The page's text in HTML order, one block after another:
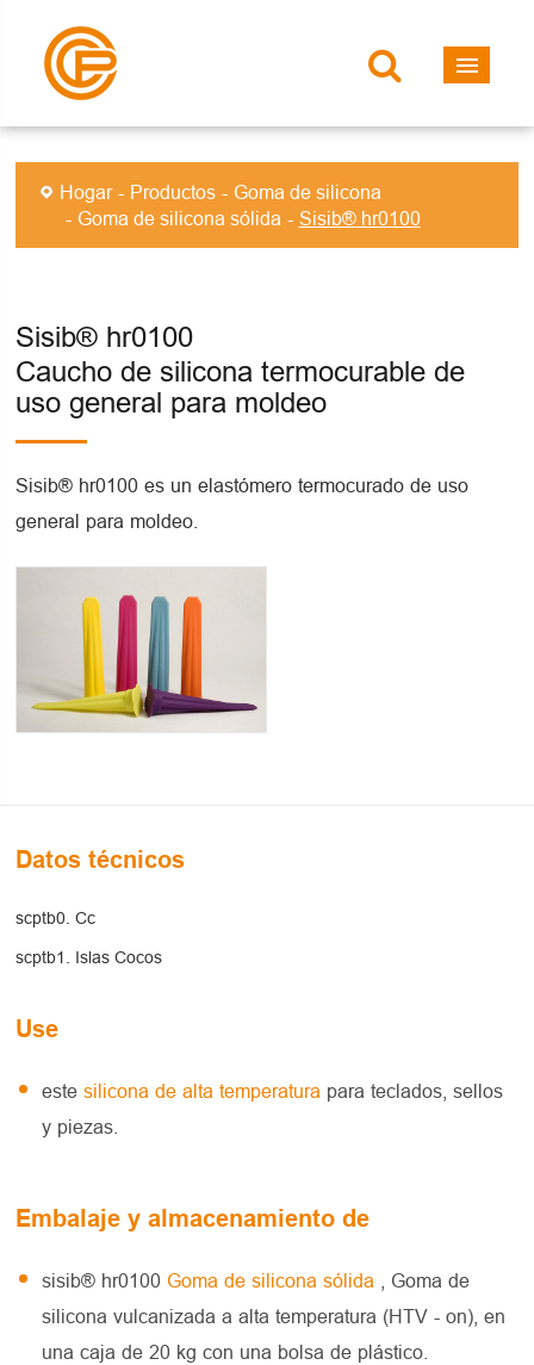
Hogar Productos
Goma de silicona
Goma de silicona sólida
Sisib® hr0100
Sisib® hr0100
Caucho de silicona termocurable de
uso general para moldeo
Sisib® hr0100 es un elastómero termocurado de uso
general para moldeo.
Datos técnicos
scptb0. Cc
scptb1. Islas Cocos
Use
estesilicona de alta temperatura para teclados, sellos
y piezas.
Embalaje y almacenamiento de
sisib® hr0100Goma de silicona sólida
, Goma de
silicona vulcanizada a alta temperatura (HTV - on), en
una caja de 20 kg con una bolsa de plástico.